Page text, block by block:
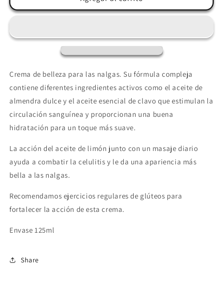
-
-
REAFIRMANTE
GLÚTEOS
-
-
REAFIRMANTE
GLÚTEOS
125ML
Crema de belleza para las nalgas. Su fórmula compleja
contiene diferentes ingredientes activos como el aceite de
almendra dulce y el aceite esencial de clavo que estimulan la
circulación sanguínea y proporcionan una buena
hidratación para un toque más suave.
La acción del aceite de limón junto con un masaje diario
ayuda a combatir la celulitis y le da una apariencia más
bella a las nalgas.
Recomendamos ejercicios regulares de glúteos para
fortalecer la acción de esta crema.
Envase 125ml
Share